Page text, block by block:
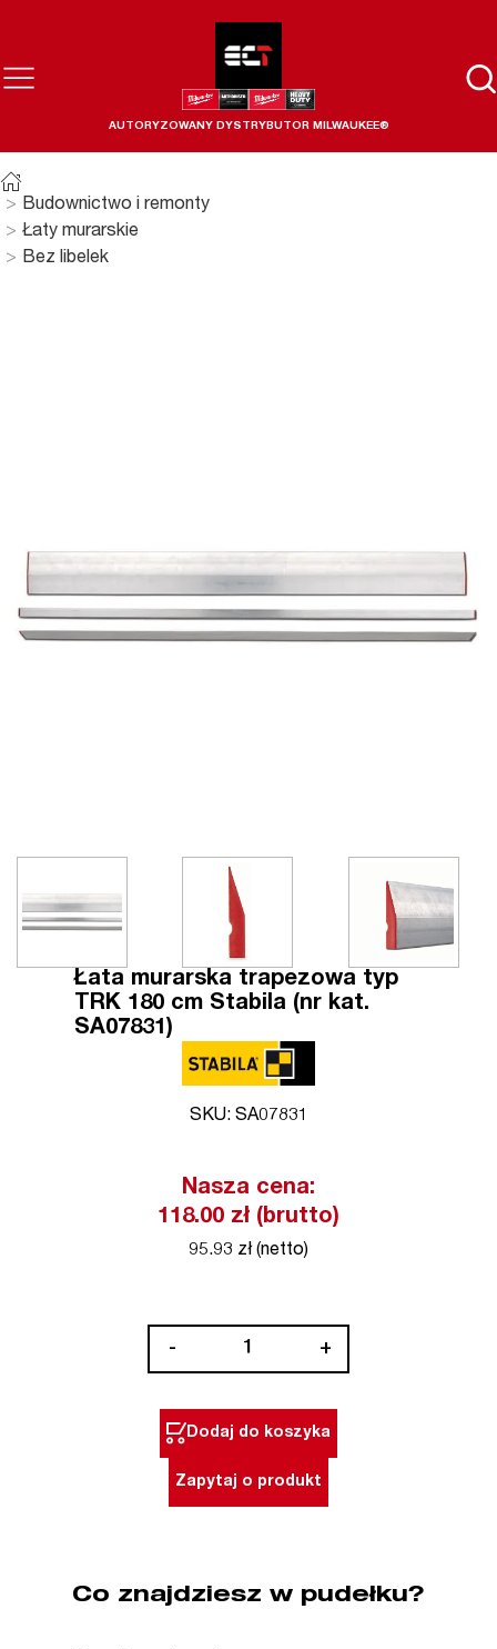
AUTORYZOWANY DYSTRYBUTOR MILWAUKEE®
Budownictwo i remonty
Łaty murarskie
Bez libelek
Łata murarska trapezowa typ
TRK 180 cm Stabila (nr kat.
SA07831)
SKU: SA07831
Nasza cena:
118.00 zł (brutto)
95.93 zł (netto)
-
trapezowa
typ
TRK
kat.
+
Dodaj do koszyka
Zapytaj o produkt
Co znajdziesz w pudełku?